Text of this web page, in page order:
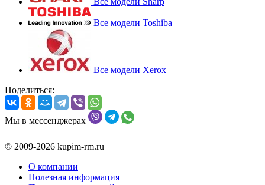
Все модели Toshiba
Все модели Xerox
Поделиться:
Мы в мессенджерах
© 2009-2026 kupim-rm.ru
О компании
Полезная информация